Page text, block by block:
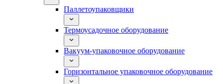
Паллетоупаковщики
Термоусадочное оборудование
Вакуум-упаковочное оборудование
Горизонтальное упаковочное оборудование